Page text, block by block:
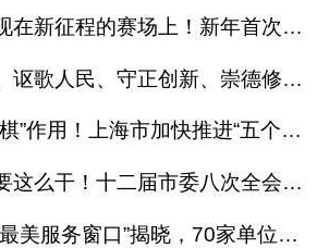
把实干担当展现在新征程的赛场上！新年首次市委季度工作会议举行，陈吉宁作工作点评
矢志培根铸魂、讴歌人民、守正创新、崇德修身！这场座谈会上，陈吉宁对全市文化战线提出期望
更好发挥“先手棋”作用！上海市加快推进“五个中心”建设领导小组会议举行
上海未来五年要这么干！十二届市委八次全会审议通过上海“十五五”规划建议
第八届进博会“最美服务窗口”揭晓，70家单位诠释“上海服务”温度